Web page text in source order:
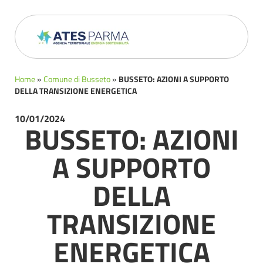
Home » Comune di Busseto » BUSSETO: AZIONI A SUPPORTO
DELLA TRANSIZIONE ENERGETICA
10/01/2024
BUSSETO: AZIONI
A SUPPORTO
DELLA
TRANSIZIONE
ENERGETICA